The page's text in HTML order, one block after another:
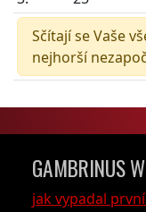
Sčítají se Vaše
nejhorší
GAMBRINUS
jak vypadal